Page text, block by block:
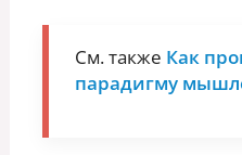
См. также Как
парадигму